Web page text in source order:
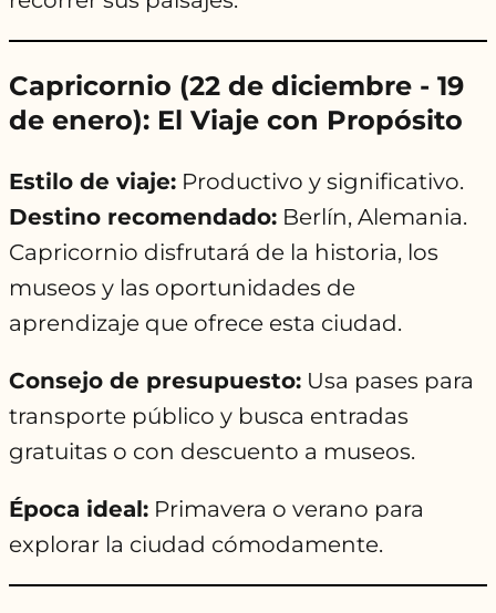
Capricornio (22 de diciembre - 19
de enero): El Viaje con Propósito
Estilo de viaje: Productivo y significativo.
Destino recomendado: Berlín, Alemania.
Capricornio disfrutará de la historia, los
museos y las oportunidades de
aprendizaje que ofrece esta ciudad.
Consejo de presupuesto: Usa pases para
transporte público y busca entradas
gratuitas o con descuento a museos.
Época ideal: Primavera o verano para
explorar la ciudad cómodamente.